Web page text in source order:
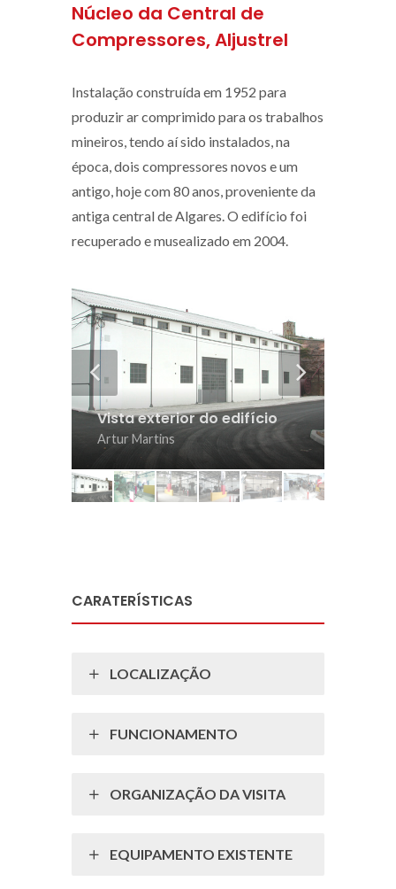
Núcleo da Central de
Compressores, Aljustrel
Instalação construída em 1952 para
produzir ar comprimido para os trabalhos
mineiros, tendo aí sido instalados, na
época, dois compressores novos e um
antigo, hoje com 80 anos, proveniente da
antiga central de Algares. O edifício foi
recuperado e musealizado em 2004.
Vista exterior do edifício
Artur Martins
CARATERÍSTICAS
LOCALIZAÇÃO
FUNCIONAMENTO
ORGANIZAÇÃO DA VISITA
EQUIPAMENTO EXISTENTE